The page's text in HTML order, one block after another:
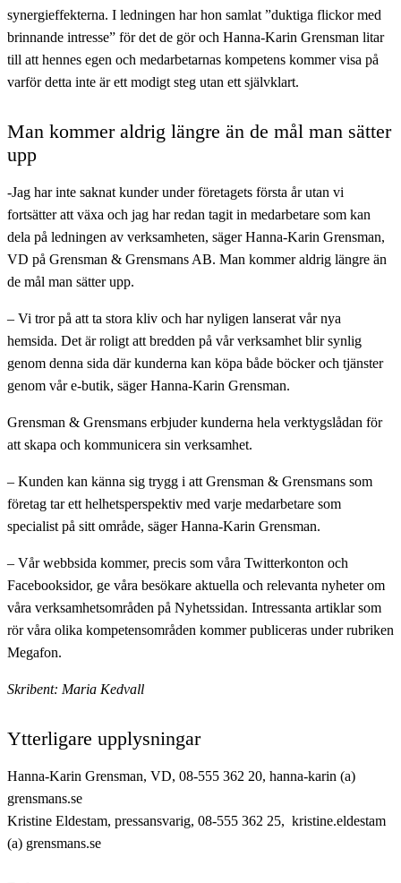
synergieffekterna. I ledningen har hon samlat ”duktiga flickor med
brinnande intresse” för det de gör och Hanna-Karin Grensman litar
till att hennes egen och medarbetarnas kompetens kommer visa på
varför detta inte är ett modigt steg utan ett självklart.
Man kommer aldrig längre än de mål man sätter
upp
-Jag har inte saknat kunder under företagets första år utan vi
fortsätter att växa och jag har redan tagit in medarbetare som kan
dela på ledningen av verksamheten, säger Hanna-Karin Grensman,
VD på Grensman & Grensmans AB. Man kommer aldrig längre än
de mål man sätter upp.
– Vi tror på att ta stora kliv och har nyligen lanserat vår nya
hemsida. Det är roligt att bredden på vår verksamhet blir synlig
genom denna sida där kunderna kan köpa både böcker och tjänster
genom vår e-butik, säger Hanna-Karin Grensman.
Grensman & Grensmans erbjuder kunderna hela verktygslådan för
att skapa och kommunicera sin verksamhet.
– Kunden kan känna sig trygg i att Grensman & Grensmans som
företag tar ett helhetsperspektiv med varje medarbetare som
specialist på sitt område, säger Hanna-Karin Grensman.
– Vår webbsida kommer, precis som våra Twitterkonton och
Facebooksidor, ge våra besökare aktuella och relevanta nyheter om
våra verksamhetsområden på Nyhetssidan. Intressanta artiklar som
rör våra olika kompetensområden kommer publiceras under rubriken
Megafon.
Skribent: Maria Kedvall
Ytterligare upplysningar
Hanna-Karin Grensman, VD, 08-555 362 20, hanna-karin (a)
grensmans.se
Kristine Eldestam, pressansvarig, 08-555 362 25, kristine.eldestam
(a) grensmans.se